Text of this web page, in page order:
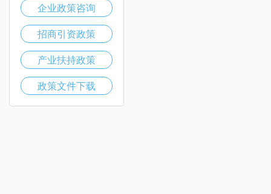
企业政策咨询
招商引资政策
产业扶持政策
政策文件下载